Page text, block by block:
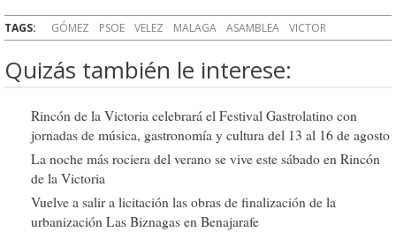
TAGS: GÓMEZ PSOE VELEZ MALAGA ASAMBLEA VICTOR
Quizás también le interese:
Rincón de la Victoria celebrará el Festival Gastrolatino con
jornadas de música, gastronomía y cultura del 13 al 16 de agosto
La noche más rociera del verano se vive este sábado en Rincón
de la Victoria
Vuelve a salir a licitación las obras de finalización de la
urbanización Las Biznagas en Benajarafe